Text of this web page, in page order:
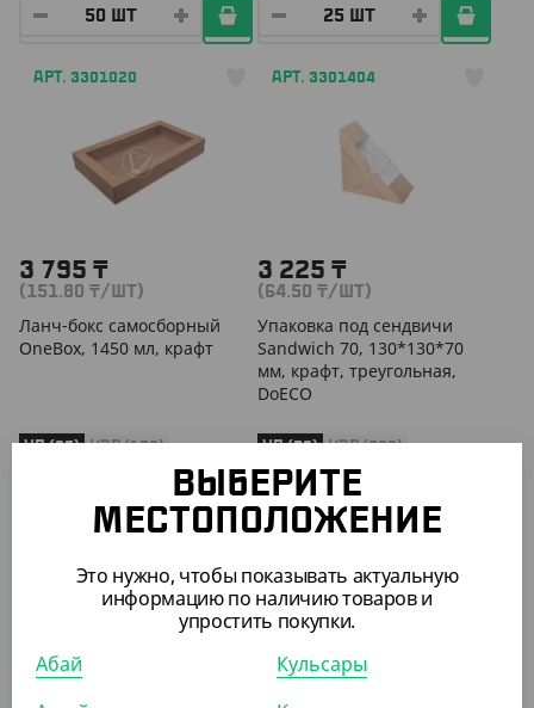
АРТ. 3301020
3 795 ₸
(151.80 ₸/ШТ)
Ланч-бокс самосборный
OneBox, 1450 мл, крафт
УП (25) КОР (150)
АРТ. 3301404
3 225 ₸
(64.50 ₸/ШТ)
Упаковка под сендвичи
Sandwich 70, 130*130*70
мм, крафт, треугольная,
DoECO
УП (50) КОР (500)
ВЫБЕРИТЕ
МЕСТОПОЛОЖЕНИЕ
Это нужно, чтобы показывать актуальную
информацию по наличию товаров и
упростить покупки.
Абай
Кульсары